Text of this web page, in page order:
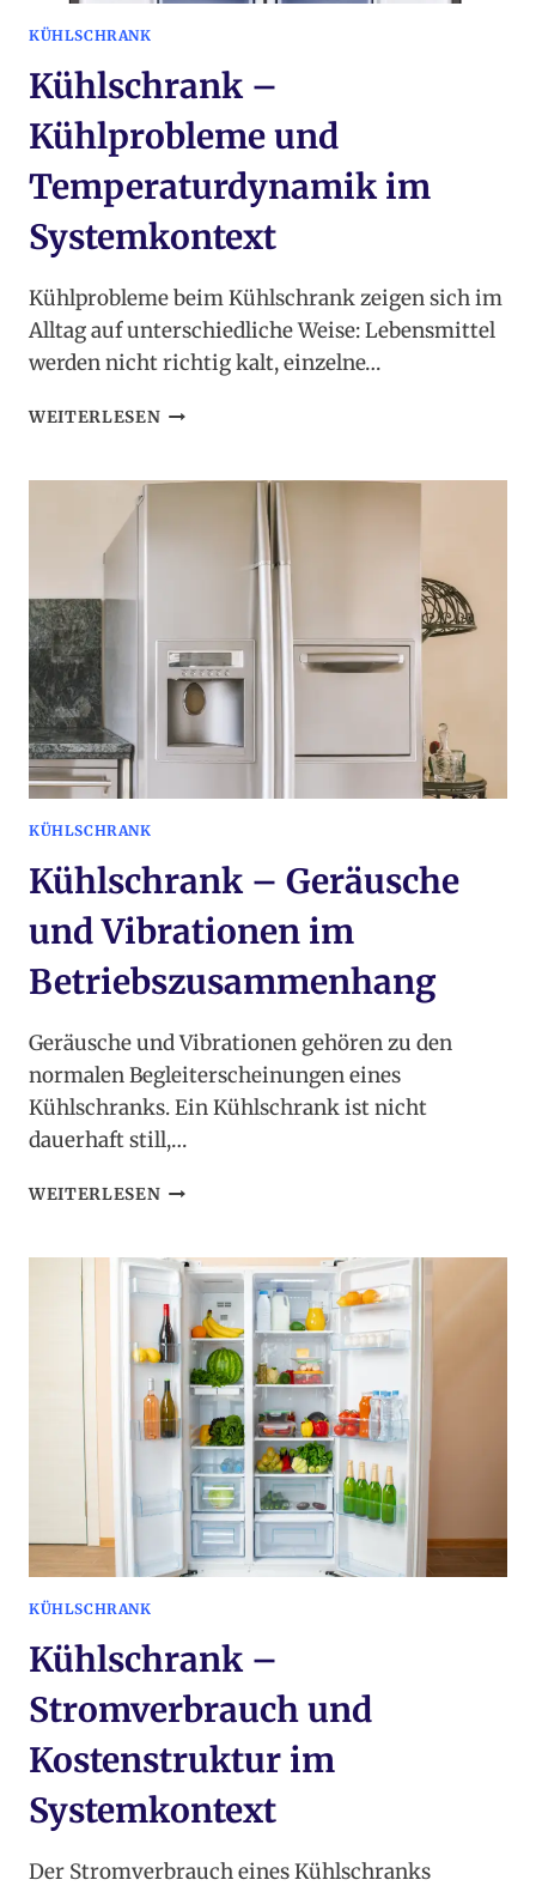
KÜHLSCHRANK
Kühlschrank –
Kühlprobleme und
Temperaturdynamik im
Systemkontext
Kühlprobleme beim Kühlschrank zeigen sich im
Alltag auf unterschiedliche Weise: Lebensmittel
werden nicht richtig kalt, einzelne…
WEITERLESEN KÜHLSCHRANK
UND
TEMPERATURDYNAMIK
SYSTEMKONTEXT
KÜHLSCHRANK
Kühlschrank – Geräusche
und Vibrationen im
Betriebszusammenhang
Geräusche und Vibrationen gehören zu den
normalen Begleiterscheinungen eines
Kühlschranks. Ein Kühlschrank ist nicht
dauerhaft still,…
WEITERLESEN KÜHLSCHRANK
UND
VIBRATIONEN
IM
BETRIEBSZUSAMMENHANG
KÜHLSCHRANK
Kühlschrank –
Stromverbrauch und
Kostenstruktur im
Systemkontext
Der Stromverbrauch eines Kühlschranks